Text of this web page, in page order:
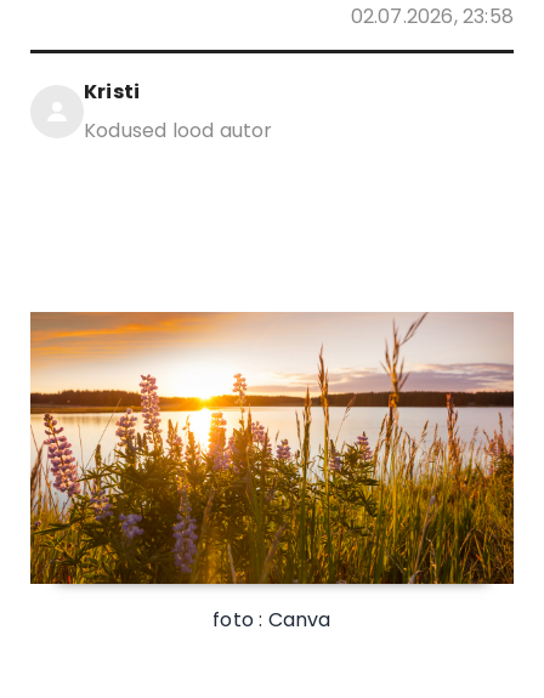
02.07.2026, 23:58
Kristi
Kodused lood autor
foto : Canva